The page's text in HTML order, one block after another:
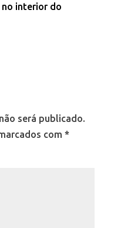
interior do
será publicado.
com *